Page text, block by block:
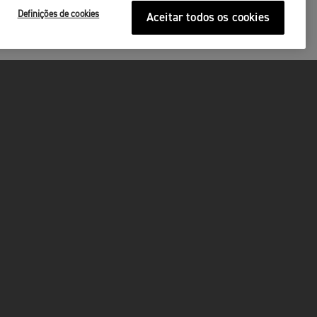
Definições de cookies Aceitar todos os cookies